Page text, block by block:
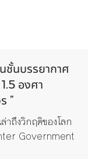
ชั้นบรรยากาศ
องศา
”
เล่าถึงวิกฤติของโลก
Government